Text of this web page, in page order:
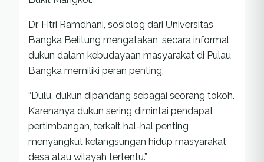
Dr. Fitri Ramdhani, sosiolog dari Universitas
Bangka Belitung mengatakan, secara informal,
dukun dalam kebudayaan masyarakat di Pulau
Bangka memiliki peran penting.
“Dulu, dukun dipandang sebagai seorang tokoh.
Karenanya dukun sering dimintai pendapat,
pertimbangan, terkait hal-hal penting
menyangkut kelangsungan hidup masyarakat
desa atau wilayah tertentu.”